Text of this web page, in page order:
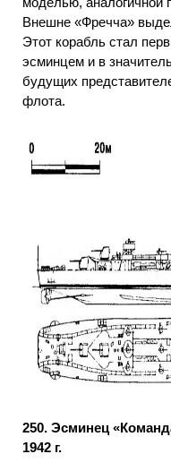
Внешне «Фречча»
Этот корабль стал
эсминцем и в
будущих
флота.
250. Эсминец
1942 г.